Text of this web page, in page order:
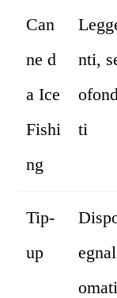
Can
ne d
a Ice
Fishi
ng
nti,
ti
Tip-
up